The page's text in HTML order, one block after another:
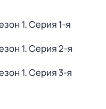
1. Серия 1-я
1. Серия 2-я
1. Серия 3-я